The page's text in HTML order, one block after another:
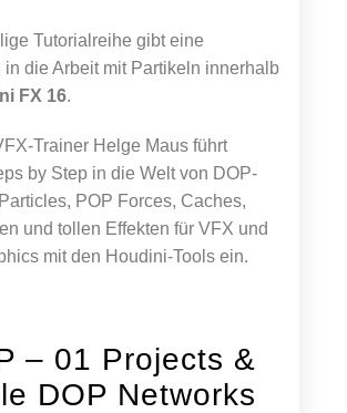
Tutorialreihe gibt eine
in die Arbeit mit Partikeln innerhalb
FX 16.
Trainer Helge Maus führt
by Step in die Welt von DOP-
POP Forces, Caches,
und tollen Effekten für VFX und
mit den Houdini-Tools ein.
– 01 Projects &
DOP Networks